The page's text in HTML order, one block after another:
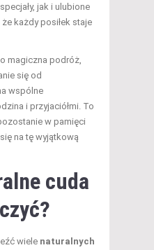
jak i ulubione
każdy posiłek staje
magiczna podróż,
się od
wspólne
i przyjaciółmi. To
w pamięci
na tę wyjątkową
cuda
wiele naturalnych